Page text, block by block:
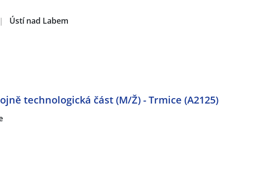
| Ústí nad Labem
technologická část (M/Ž) - Trmice (A2125)